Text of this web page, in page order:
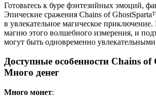
Готовьтесь к буре фэнтезийных эмоций,
Эпические сражения Chains of
в увлекательное магическое приключение.
магию этого волшебного измерения, и
могут быть одновременно
Доступные особенности Chains
Много денег
Много монет: